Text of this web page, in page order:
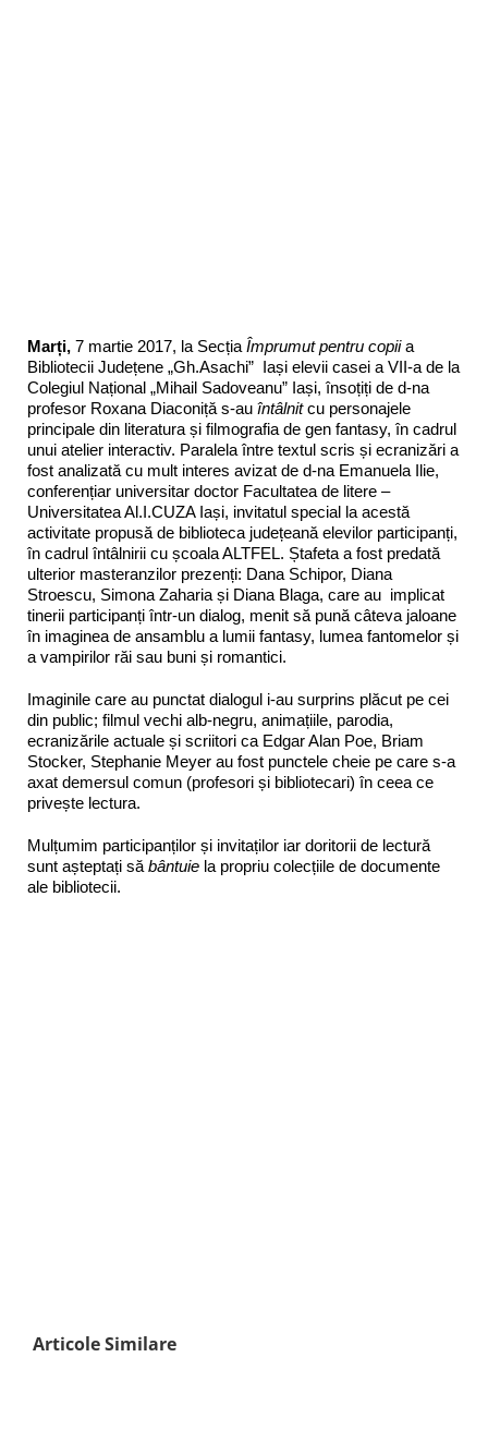
Marți, 7 martie 2017, la Secția Împrumut pentru copiia
Bibliotecii Județene „Gh.Asachi” Iași elevii casei a VII-a de la
Colegiul Național „Mihail Sadoveanu” Iași, însoțiți de d-na
profesor Roxana Diaconiță s-au întâlnitcu personajele
principale din literatura și filmografia de gen fantasy, în cadrul
unui atelier interactiv. Paralela între textul scris și ecranizări a
fost analizată cu mult interes avizat de d-na Emanuela Ilie,
conferențiar universitar doctor Facultatea de litere –
Universitatea Al.I.CUZA Iași, invitatul special la acestă
activitate propusă de biblioteca județeană elevilor participanți,
în cadrul întâlnirii cu școala ALTFEL. Ștafeta a fost predată
ulterior masteranzilor prezenți: Dana Schipor, Diana
Stroescu, Simona Zaharia și Diana Blaga, care au implicat
tinerii participanți într-un dialog, menit să pună câteva jaloane
în imaginea de ansamblu a lumii fantasy, lumea fantomelor și
a vampirilor răi sau buni și romantici.
Imaginile care au punctat dialogul i-au surprins plăcut pe cei
din public; filmul vechi alb-negru, animațiile, parodia,
ecranizările actuale și scriitori ca Edgar Alan Poe, Briam
Stocker, Stephanie Meyer au fost punctele cheie pe care s-a
axat demersul comun (profesori și bibliotecari) în ceea ce
privește lectura.
Mulțumim participanților și invitaților iar doritorii de lectură
sunt așteptați să bântuie la propriu colecțiile de documente
ale bibliotecii.
Articole Similare